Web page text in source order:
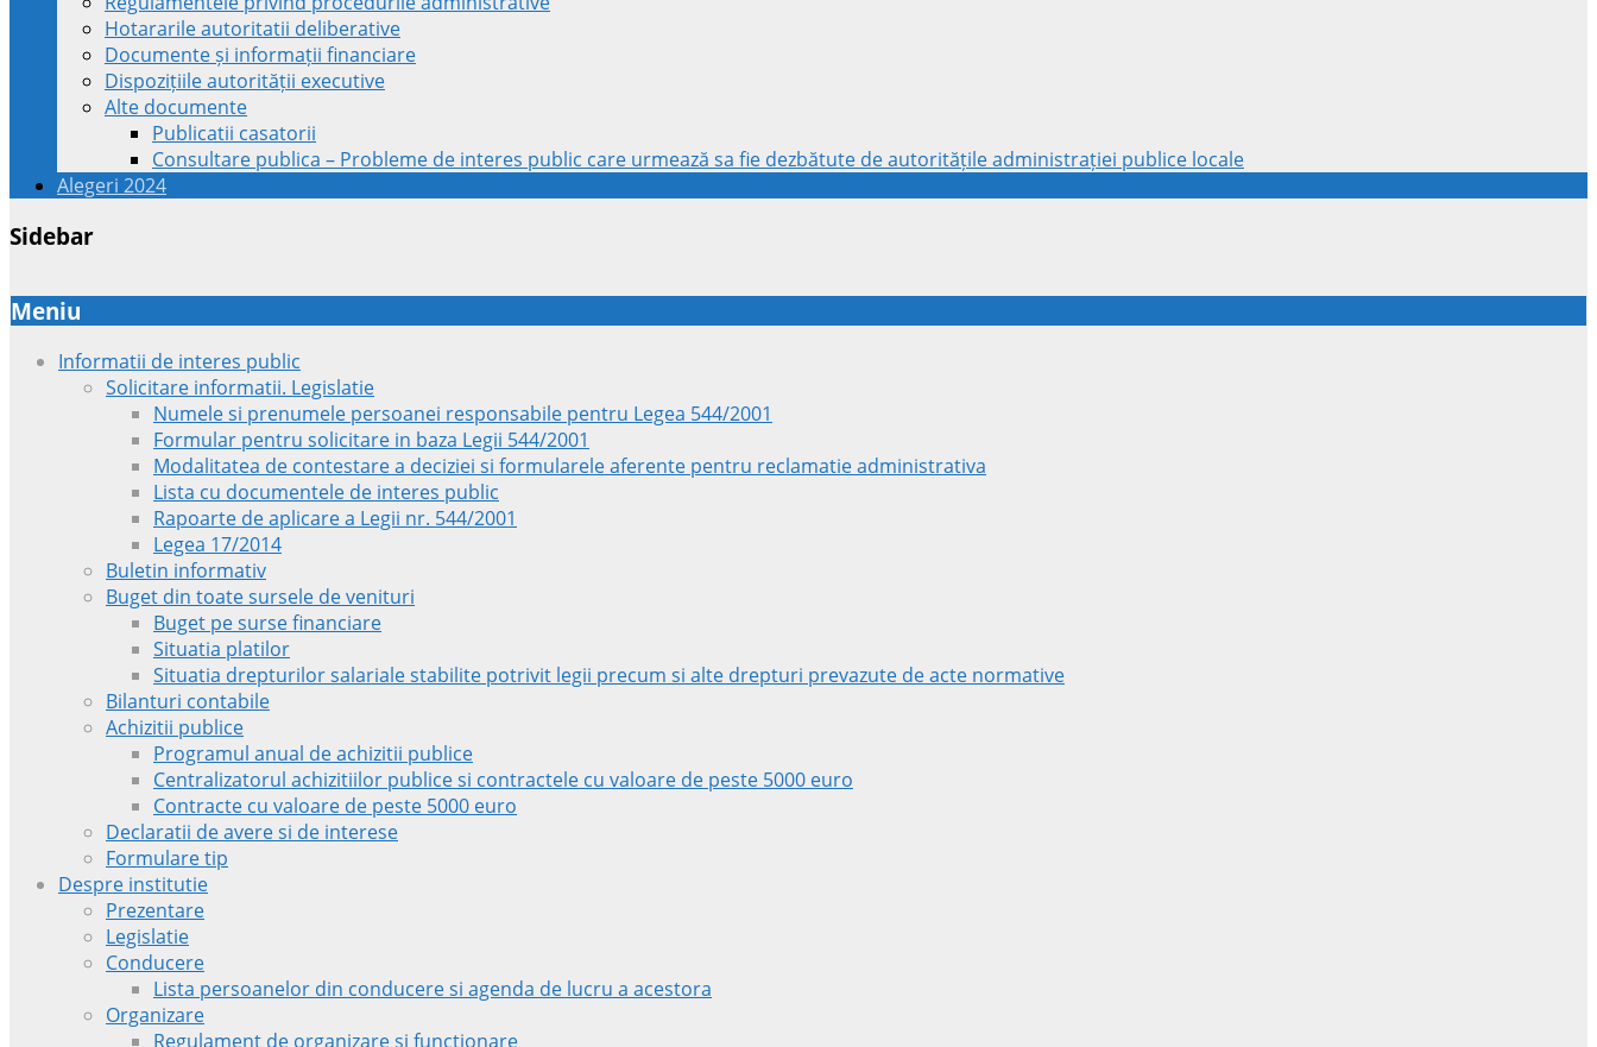
Hotararile autoritatii deliberative
Documente și informații financiare
Dispozițiile autorității executive
Alte documente
Publicatii casatorii
Consultare publica – Probleme de interes public care urmează sa fie dezbătute de autoritățile administrației publice locale
Alegeri 2024
Sidebar
Meniu
Informatii de interes public
Solicitare informatii. Legislatie
Numele si prenumele persoanei responsabile pentru Legea 544/2001
Formular pentru solicitare in baza Legii 544/2001
Modalitatea de contestare a deciziei si formularele aferente pentru reclamatie administrativa
Lista cu documentele de interes public
Rapoarte de aplicare a Legii nr. 544/2001
Legea 17/2014
Buletin informativ
Buget din toate sursele de venituri
Buget pe surse financiare
Situatia platilor
Situatia drepturilor salariale stabilite potrivit legii precum si alte drepturi prevazute de acte normative
Bilanturi contabile
Achizitii publice
Programul anual de achizitii publice
Centralizatorul achizitiilor publice si contractele cu valoare de peste 5000 euro
Contracte cu valoare de peste 5000 euro
Declaratii de avere si de interese
Formulare tip
Despre institutie
Prezentare
Legislatie
Conducere
Lista persoanelor din conducere si agenda de lucru a acestora
Organizare
Regulament de organizare si functionare